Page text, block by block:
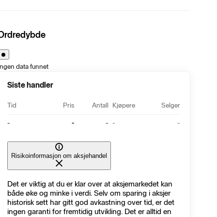
data funnet
Siste handler
Tid Pris Antall Kjøpere Selger
- - - - -
Risikoinformasjon om aksjehandel
Det er viktig at du er klar over at aksjemarkedet kan
både øke og minke i verdi. Selv om sparing i aksjer
historisk sett har gitt god avkastning over tid, er det
ingen garanti for fremtidig utvikling. Det er alltid en